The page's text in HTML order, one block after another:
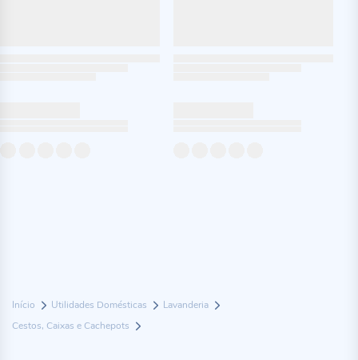
Início Utilidades Domésticas
Lavanderia
Cestos, Caixas e Cachepots